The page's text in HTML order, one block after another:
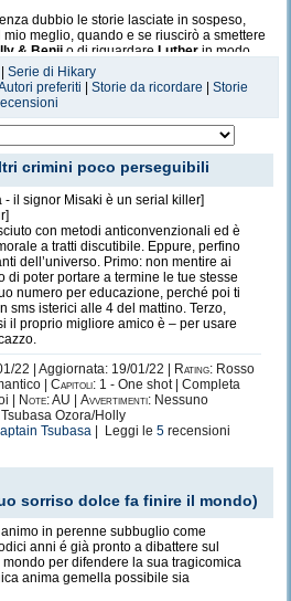
dubbio le storie lasciate in sospeso,
meglio, quando e se riuscirò a smettere
& Benji o di riguardare Luther in modo
Serie di Hikary
preferiti Storie da ricordare
Storie
crimini poco perseguibili
- il signor Misaki è un serial killer]
con metodi anticonvenzionali ed è
a tratti discutibile. Eppure, perfino
dell’universo. Primo: non mentire ai
di poter portare a termine le tue stesse
numero per educazione, perché poi ti
sms isterici alle 4 del mattino. Terzo,
il proprio migliore amico è – per usare
22 | Aggiornata: 19/01/22 | Rating: Rosso
| Capitoli: 1 - One shot | Completa
|
Note:AU | Avvertimenti: Nessuno
Ozora/Holly
Tsubasa | Leggi le 5 recensioni
sorriso dolce fa finire il mondo)
in perenne subbuglio come
anni é già pronto a dibattere sul
per difendere la sua tragicomica
anima gemella possibile sia